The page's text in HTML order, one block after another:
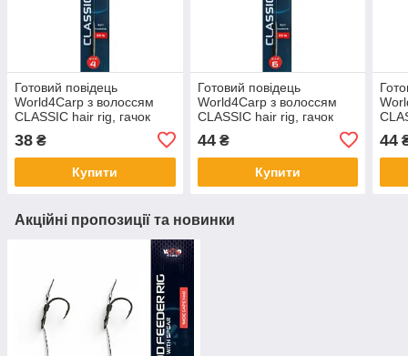
Готовий повідець
World4Carp з волоссям
CLASSIC hair rig, гачок
38 ₴
Купити
Готовий повідець
World4Carp з волоссям
CLASSIC hair rig, гачок
44₴
Купити
44
Акційні пропозиції та новинки